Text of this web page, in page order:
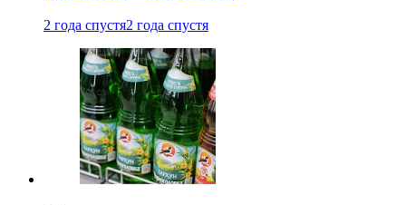
2 года спустя2 года спустя